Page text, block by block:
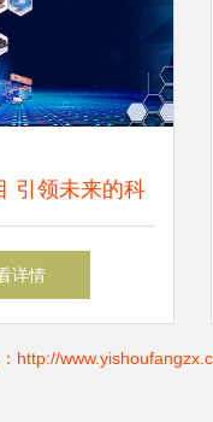
引领未来的科
网科技融合
详情
http://